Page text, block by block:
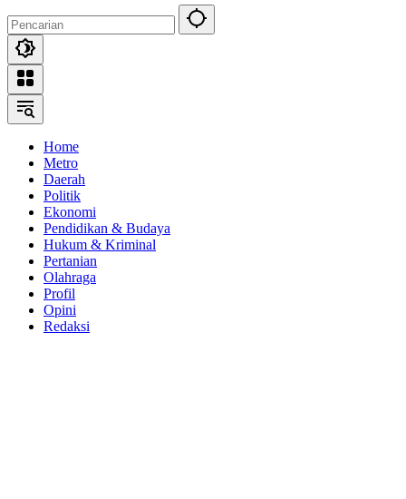
Home
Metro
Daerah
Politik
Ekonomi
Pendidikan & Budaya
Hukum & Kriminal
Pertanian
Olahraga
Profil
Opini
Redaksi